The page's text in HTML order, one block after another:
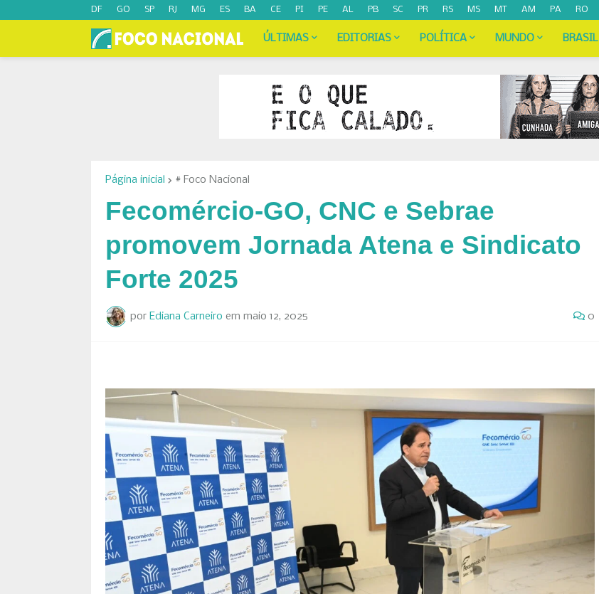
DF GO SP RJ MG ES BA CE PI PE AL PB SC PR RS MS MT AM PA RO
ÚLTIMAS EDITORIAS POLÍTICA MUNDO BRASIL
Página inicial # Foco Nacional
Fecomércio-GO, CNC e Sebrae
promovem Jornada Atena e Sindicato
Forte 2025
por Ediana Carneiro em maio 12, 2025 0